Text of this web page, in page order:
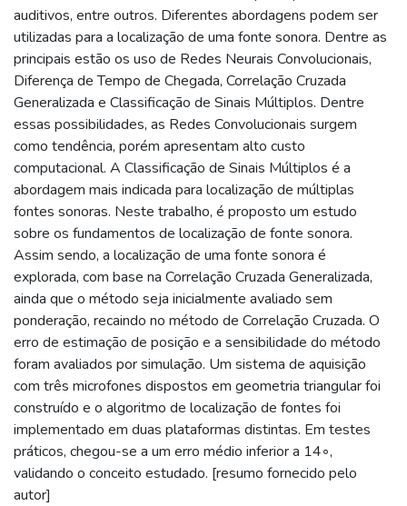
auditivos, entre outros. Diferentes abordagens podem ser
utilizadas para a localização de uma fonte sonora. Dentre as
principais estão os uso de Redes Neurais Convolucionais,
Diferença de Tempo de Chegada, Correlação Cruzada
Generalizada e Classificação de Sinais Múltiplos. Dentre
essas possibilidades, as Redes Convolucionais surgem
como tendência, porém apresentam alto custo
computacional. A Classificação de Sinais Múltiplos é a
abordagem mais indicada para localização de múltiplas
fontes sonoras. Neste trabalho, é proposto um estudo
sobre os fundamentos de localização de fonte sonora.
Assim sendo, a localização de uma fonte sonora é
explorada, com base na Correlação Cruzada Generalizada,
ainda que o método seja inicialmente avaliado sem
ponderação, recaindo no método de Correlação Cruzada. O
erro de estimação de posição e a sensibilidade do método
foram avaliados por simulação. Um sistema de aquisição
com três microfones dispostos em geometria triangular foi
construído e o algoritmo de localização de fontes foi
implementado em duas plataformas distintas. Em testes
práticos, chegou-se a um erro médio inferior a 14◦,
validando o conceito estudado. [resumo fornecido pelo
autor]